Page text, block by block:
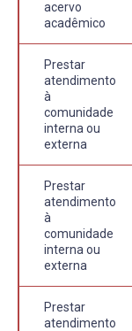
acervo
acadêmico
Prestar
atendimento
à
comunidade
interna ou
externa
Prestar
atendimento
à
comunidade
interna ou
externa
Prestar
atendimento